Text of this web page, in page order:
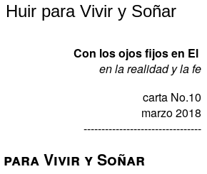
para Vivir y Soñar
Con los ojos fijos en El
en la realidad y la fe
carta No.10
marzo 2018
---------------------------------
Vivir y Soñar